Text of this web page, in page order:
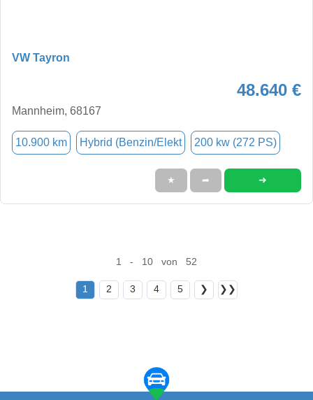
VW Tayron
48.640 €
Mannheim, 68167
10.900 km Hybrid (Benzin/Elekt 200 kw (272 PS)
★ ➦ ➜
1 - 10 von 52
1 2 3 4 5 ❯ ❯❯